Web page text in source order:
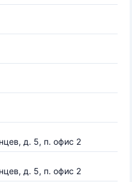
д. 5, п. офис 2
д. 5, п. офис 2